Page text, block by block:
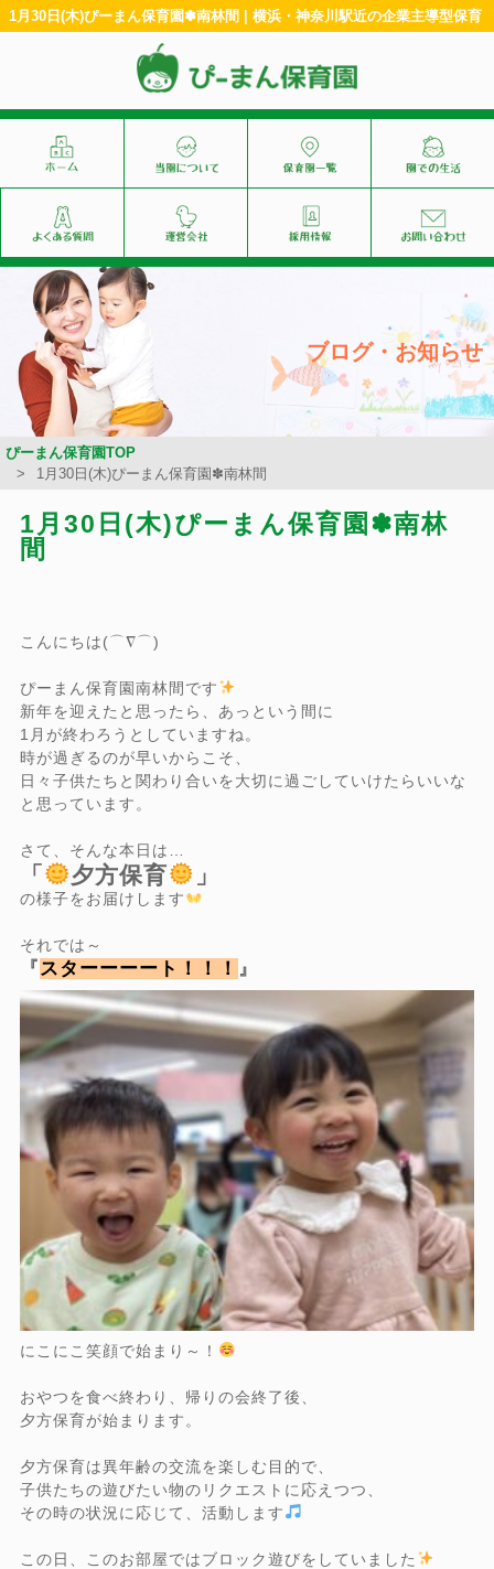
1月30日(木)ぴーまん保育園✽南林間 | 横浜・神奈川駅近の企業主導型保育
ブログ・お知らせ
ぴーまん保育園TOP
1月30日(木)ぴーまん保育園✽南林間
1月30日(木)ぴーまん保育園✽南林
間
こんにちは(⌒∇⌒)
ぴーまん保育園南林間です
新年を迎えたと思ったら、あっという間に
1月が終わろうとしていますね。
時が過ぎるのが早いからこそ、
日々子供たちと関わり合いを大切に過ごしていけたらいいな
と思っています。
さて、そんな本日は…
「 夕方保育 」
の様子をお届けします
それでは～
『 スターーーート！！！ 』
にこにこ笑顔で始まり～！
おやつを食べ終わり、帰りの会終了後、
夕方保育が始まります。
夕方保育は異年齢の交流を楽しむ目的で、
子供たちの遊びたい物のリクエストに応えつつ、
その時の状況に応じて、活動します
この日、このお部屋ではブロック遊びをしていました